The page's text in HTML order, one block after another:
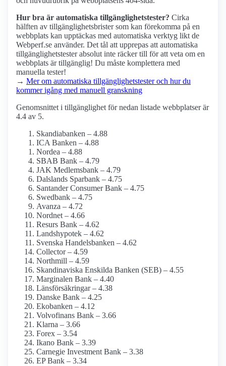
Hur bra är automatiska tillgänglighets­tester? Cirka
hälften av tillgänglighets­brister som kan förekomma på en
webbplats kan upptäckas med automatiska verktyg likt de
Webperf.se använder. Det tål att upprepas att automatiska
tillgänglighets­tester absolut inte räcker till för att veta om en
webbplats är tillgänglig! Du måste komplettera med
manuella tester!
→ Mer om automatiska tillgänglighets­tester och hur du
kommer igång med manuell granskning
Genomsnittet i tillgänglighet för nedan listade webbplatser är
4.4 av 5.
Skandiabanken – 4.88
ICA Banken – 4.88
Nordea – 4.88
SBAB Bank – 4.79
JAK Medlemsbank – 4.79
Dalslands Sparbank – 4.75
Santander Consumer Bank – 4.75
Swedbank – 4.75
Avanza – 4.72
Nordnet – 4.66
Resurs Bank – 4.62
Landshypotek – 4.62
Svenska Handelsbanken – 4.62
Collector – 4.59
Northmill – 4.59
Skandinaviska Enskilda Banken (SEB) – 4.55
Marginalen Bank – 4.40
Länsförsäkringar – 4.38
Danske Bank – 4.25
Ekobanken – 4.12
Volvofinans Bank – 3.66
Klarna – 3.66
Forex – 3.54
Ikano Bank – 3.39
Carnegie Investment Bank – 3.38
EP Bank – 3.34